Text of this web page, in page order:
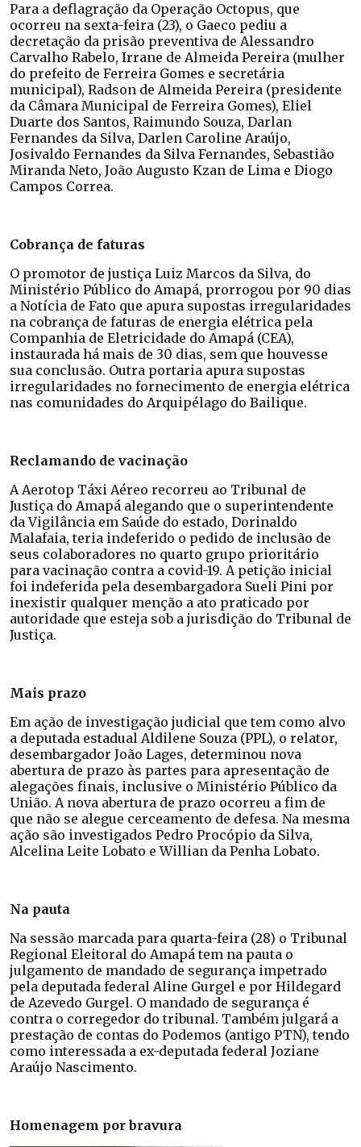
Para a deflagração da Operação Octopus, que
ocorreu na sexta-feira (23), o Gaeco pediu a
decretação da prisão preventiva de Alessandro
Carvalho Rabelo, Irrane de Almeida Pereira (mulher
do prefeito de Ferreira Gomes e secretária
municipal), Radson de Almeida Pereira (presidente
da Câmara Municipal de Ferreira Gomes), Eliel
Duarte dos Santos, Raimundo Souza, Darlan
Fernandes da Silva, Darlen Caroline Araújo,
Josivaldo Fernandes da Silva Fernandes, Sebastião
Miranda Neto, João Augusto Kzan de Lima e Diogo
Campos Correa.
Cobrança de faturas
O promotor de justiça Luiz Marcos da Silva, do
Ministério Público do Amapá, prorrogou por 90 dias
a Notícia de Fato que apura supostas irregularidades
na cobrança de faturas de energia elétrica pela
Companhia de Eletricidade do Amapá (CEA),
instaurada há mais de 30 dias, sem que houvesse
sua conclusão. Outra portaria apura supostas
irregularidades no fornecimento de energia elétrica
nas comunidades do Arquipélago do Bailique.
Reclamando de vacinação
A Aerotop Táxi Aéreo recorreu ao Tribunal de
Justiça do Amapá alegando que o superintendente
da Vigilância em Saúde do estado, Dorinaldo
Malafaia, teria indeferido o pedido de inclusão de
seus colaboradores no quarto grupo prioritário
para vacinação contra a covid-19. A petição inicial
foi indeferida pela desembargadora Sueli Pini por
inexistir qualquer menção a ato praticado por
autoridade que esteja sob a jurisdição do Tribunal de
Justiça.
Mais prazo
Em ação de investigação judicial que tem como alvo
a deputada estadual Aldilene Souza (PPL), o relator,
desembargador João Lages, determinou nova
abertura de prazo às partes para apresentação de
alegações finais, inclusive o Ministério Público da
União. A nova abertura de prazo ocorreu a fim de
que não se alegue cerceamento de defesa. Na mesma
ação são investigados Pedro Procópio da Silva,
Alcelina Leite Lobato e Willian da Penha Lobato.
Na pauta
Na sessão marcada para quarta-feira (28) o Tribunal
Regional Eleitoral do Amapá tem na pauta o
julgamento de mandado de segurança impetrado
pela deputada federal Aline Gurgel e por Hildegard
de Azevedo Gurgel. O mandado de segurança é
contra o corregedor do tribunal. Também julgará a
prestação de contas do Podemos (antigo PTN), tendo
como interessada a ex-deputada federal Joziane
Araújo Nascimento.
Homenagem por bravura